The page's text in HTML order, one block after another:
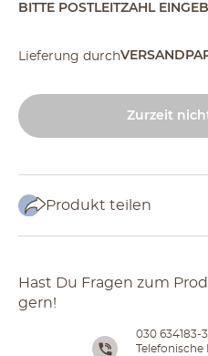
BITTE POSTLEITZAHL
Lieferung durch
Zurzeit
Produkt teilen
Hast Du Fragen zum
gern!
030 634183-
Telefonische